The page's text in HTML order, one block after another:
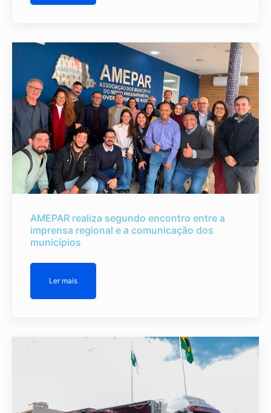
AMEPAR realiza segundo encontro entre a
imprensa regional e a comunicação dos
municípios
Ler mais